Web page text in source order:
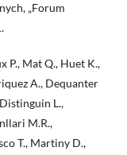
„Forum
P., Mat Q., Huet K.,
A., Dequanter
L.,
M.R.,
T., Martiny D.,